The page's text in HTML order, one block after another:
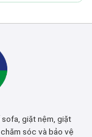
giặt nệm, giặt
sóc và bảo vệ